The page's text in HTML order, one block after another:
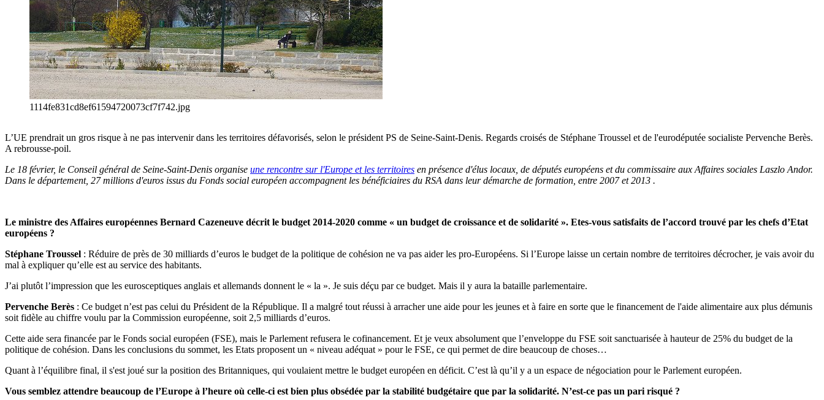
1114fe831cd8ef61594720073cf7f742.jpg
L’UE prendrait un gros risque à ne pas intervenir dans les territoires défavorisés, selon le président PS de Seine-Saint-Denis. Regards croisés de Stéphane Troussel et de l'eurodéputée socialiste Pervenche Berès.
A rebrousse-poil.
Le 18 février, le Conseil général de Seine-Saint-Denis organise une rencontre sur l'Europe et les territoires en présence d'élus locaux, de députés européens et du commissaire aux Affaires sociales Laszlo Andor.
Dans le département, 27 millions d'euros issus du Fonds social européen accompagnent les bénéficiaires du RSA dans leur démarche de formation, entre 2007 et 2013 .
Le ministre des Affaires européennes Bernard Cazeneuve décrit le budget 2014-2020 comme « un budget de croissance et de solidarité ». Etes-vous satisfaits de l’accord trouvé par les chefs d’Etat
européens ?
Stéphane Troussel : Réduire de près de 30 milliards d’euros le budget de la politique de cohésion ne va pas aider les pro-Européens. Si l’Europe laisse un certain nombre de territoires décrocher, je vais avoir du
mal à expliquer qu’elle est au service des habitants.
J’ai plutôt l’impression que les eurosceptiques anglais et allemands donnent le « la ». Je suis déçu par ce budget. Mais il y aura la bataille parlementaire.
Pervenche Berès : Ce budget n’est pas celui du Président de la République. Il a malgré tout réussi à arracher une aide pour les jeunes et à faire en sorte que le financement de l'aide alimentaire aux plus démunis
soit fidèle au chiffre voulu par la Commission européenne, soit 2,5 milliards d’euros.
Cette aide sera financée par le Fonds social européen (FSE), mais le Parlement refusera le cofinancement. Et je veux absolument que l’enveloppe du FSE soit sanctuarisée à hauteur de 25% du budget de la
politique de cohésion. Dans les conclusions du sommet, les Etats proposent un « niveau adéquat » pour le FSE, ce qui permet de dire beaucoup de choses…
Quant à l’équilibre final, il s'est joué sur la position des Britanniques, qui voulaient mettre le budget européen en déficit. C’est là qu’il y a un espace de négociation pour le Parlement européen.
Vous semblez attendre beaucoup de l’Europe à l’heure où celle-ci est bien plus obsédée par la stabilité budgétaire que par la solidarité. N’est-ce pas un pari risqué ?